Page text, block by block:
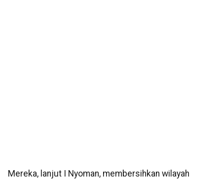
Mereka, lanjut I Nyoman, membersihkan wilayah